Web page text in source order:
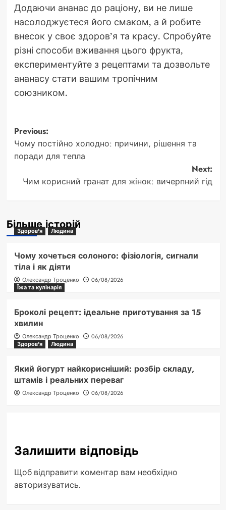
Додаючи ананас до раціону, ви не лише
насолоджуєтеся його смаком, а й робите
внесок у своє здоров’я та красу. Спробуйте
різні способи вживання цього фрукта,
експериментуйте з рецептами та дозвольте
ананасу стати вашим тропічним
союзником.
Post
navigation
Previous:
Чому постійно холодно: причини, рішення та
поради для тепла
Next:
Чим корисний гранат для жінок: вичерпний гід
Більше історій
Здоров'я Людина
Чому хочеться солоного: фізіологія, сигнали
тіла і як діяти
Олександр Троценко
06/08/2026
Їжа та кулінарія
Броколі рецепт: ідеальне приготування за 15
хвилин
Олександр Троценко
06/08/2026
Здоров'я
Людина
Який йогурт найкорисніший: розбір складу,
штамів і реальних переваг
Олександр Троценко 06/08/2026
Залишити відповідь
Щоб відправити коментар вам необхідно
авторизуватись.